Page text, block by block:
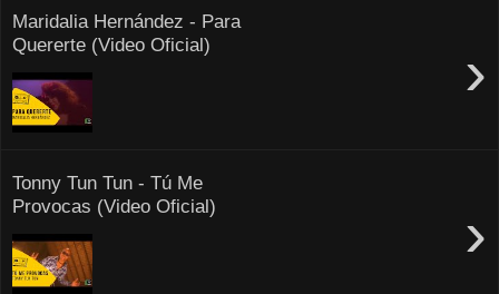
Maridalia Hernández - Para
Quererte (Video Oficial)
›
Tonny Tun Tun - Tú Me
Provocas (Video Oficial)
›